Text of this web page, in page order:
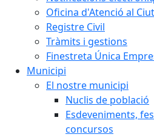
Oficina d'Atenció al
Registre Civil
Tràmits i gestions
Finestreta Única
Municipi
El nostre municipi
Nuclis de població
Esdeveniments,
concursos